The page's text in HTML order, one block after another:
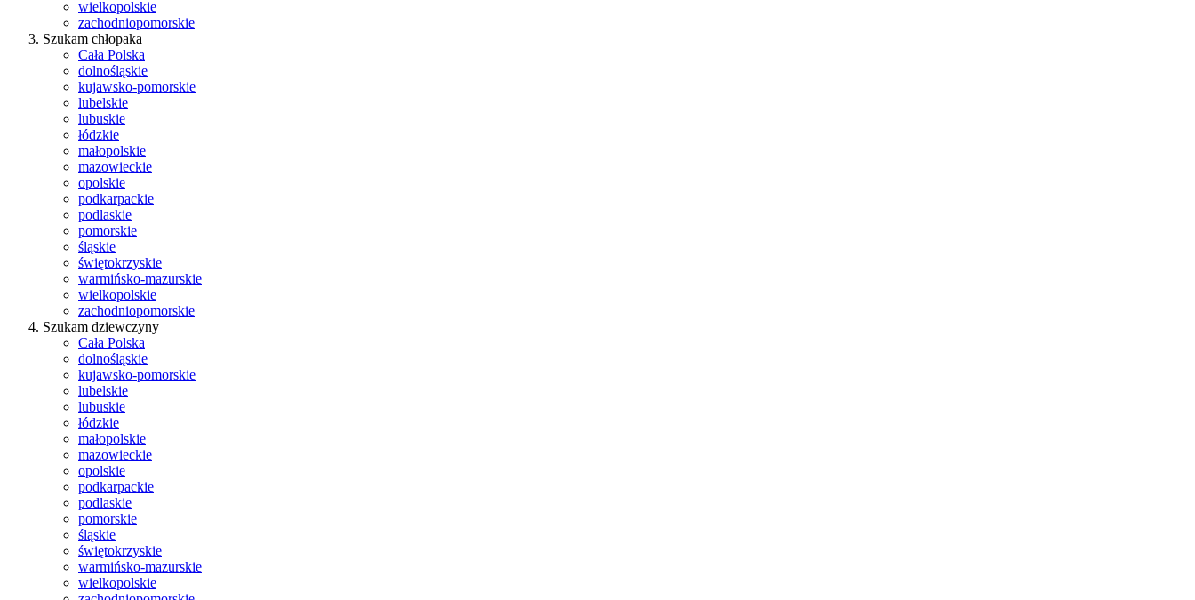
wielkopolskie
zachodniopomorskie
Szukam chłopaka
Cała Polska
dolnośląskie
kujawsko-pomorskie
lubelskie
lubuskie
łódzkie
małopolskie
mazowieckie
opolskie
podkarpackie
podlaskie
pomorskie
śląskie
świętokrzyskie
warmińsko-mazurskie
wielkopolskie
zachodniopomorskie
Szukam dziewczyny
Cała Polska
dolnośląskie
kujawsko-pomorskie
lubelskie
lubuskie
łódzkie
małopolskie
mazowieckie
opolskie
podkarpackie
podlaskie
pomorskie
śląskie
świętokrzyskie
warmińsko-mazurskie
wielkopolskie